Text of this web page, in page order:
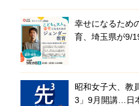
幸せになるため
育、埼玉県が9/
昭和女子大、教
3」9月開講…日